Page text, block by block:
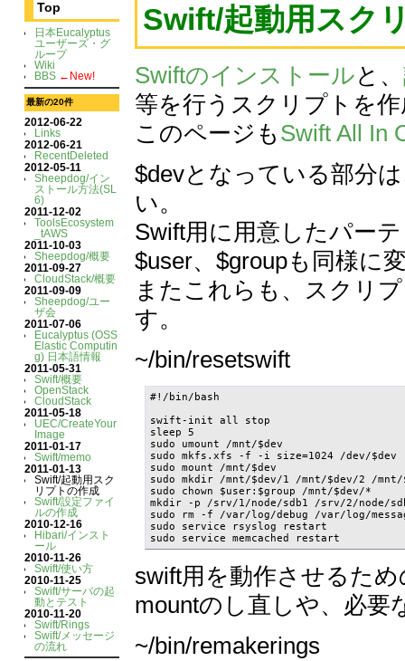
Top
日本Eucalyptus
ユーザーズ・グ
ループ
Wiki
BBS ←New!
最新の20件
2012-06-22
Links
2012-06-21
RecentDeleted
2012-05-11
Sheepdog/イン
ストール方法(SL
6)
2011-12-02
ToolsEcosystem
_tAWS
2011-10-03
Sheepdog/概要
2011-09-27
CloudStack/概要
2011-09-09
Sheepdog/ユー
ザ会
2011-07-06
Eucalyptus (OSS
Elastic Computin
g) 日本語情報
2011-05-31
Swift/概要
OpenStack
CloudStack
2011-05-18
UEC/CreateYour
Image
2011-01-17
Swift/memo
2011-01-13
Swift/起動用スク
リプトの作成
Swift/設定ファイ
ルの作成
2010-12-16
Hibari/インスト
ール
2010-11-26
Swift/使い方
2010-11-25
Swift/サーバの起
動とテスト
2010-11-20
Swift/Rings
Swift/メッセージ
の流れ
Swift/起動用スク
Swiftのインストールと、
等を行うスクリプトを
このページも Swift All In
$devとなっている部分
い。
Swift用に用意したパー
$user、$groupも同様に
またこれらも、スクリ
す。
~/bin/resetswift
#!/bin/bash
swift-init all stop
sleep 5
sudo umount /mnt/$dev
sudo mkfs.xfs -f -i size=1024 /dev/$dev
sudo mount /mnt/$dev
sudo mkdir /mnt/$dev/1 /mnt/$dev/2 /
sudo chown $user:$group /mnt/$dev/*
mkdir -p /srv/1/node/sdb1 /srv/2/node/
sudo rm -f /var/log/debug /var/log/
sudo service rsyslog restart
sudo service memcached restart
swift用を動作させるた
mountのし直しや、必要
~/bin/remakerings